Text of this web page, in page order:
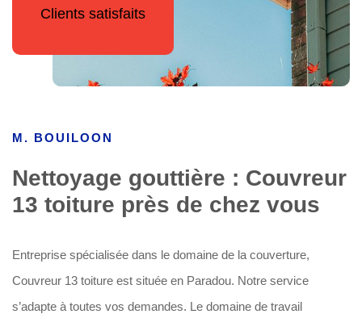
Clients satisfaits
M. BOUILOON
Nettoyage gouttière : Couvreur
13 toiture près de chez vous
Entreprise spécialisée dans le domaine de la couverture,
Couvreur 13 toiture est située en Paradou. Notre service
s’adapte à toutes vos demandes. Le domaine de travail